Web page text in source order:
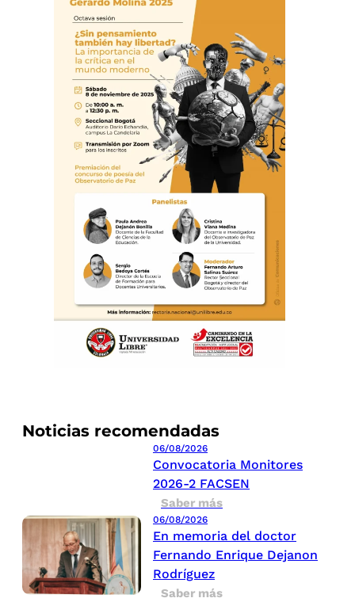
Noticias recomendadas
06/08/2026
Convocatoria Monitores
2026-2 FACSEN
Saber más
06/08/2026
En memoria del doctor
Fernando Enrique Dejanon
Rodríguez
Saber más